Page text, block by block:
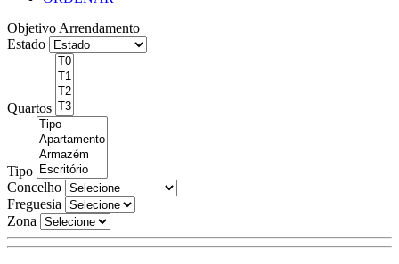
Objetivo Arrendamento
Estado
Quartos
Tipo
Concelho
Freguesia
Zona